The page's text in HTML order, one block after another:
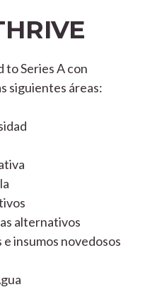
to Series A con
siguientes áreas:
alternativos
insumos novedosos